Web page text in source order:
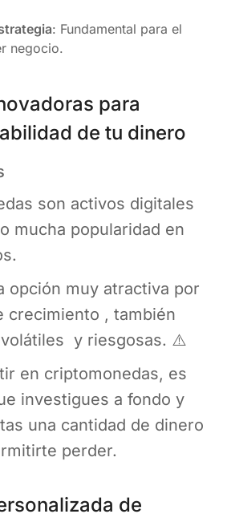
: Fundamental para el
negocio.
para
de tu dinero
son activos digitales
mucha popularidad en
opción muy atractiva por
crecimiento , también
y riesgosas. ⚠️
en criptomonedas, es
investigues a fondo y
una cantidad de dinero
perder.
de